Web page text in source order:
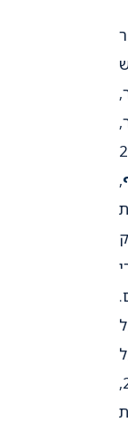
,
העסקת בני נוער אחרי השעה 23:00,